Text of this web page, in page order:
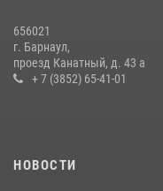
656021
г. Барнаул,
проезд Канатный, д. 43 а
+ 7 (3852) 65-41-01
НОВОСТИ